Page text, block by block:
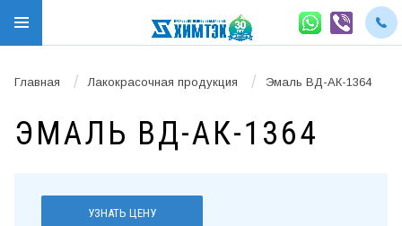
Главная / Лакокрасочная продукция / Эмаль ВД-АК-1364
ЭМАЛЬ ВД-АК-1364
УЗНАТЬ ЦЕНУ